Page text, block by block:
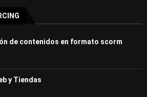
de contenidos en formato scorm
y Tiendas